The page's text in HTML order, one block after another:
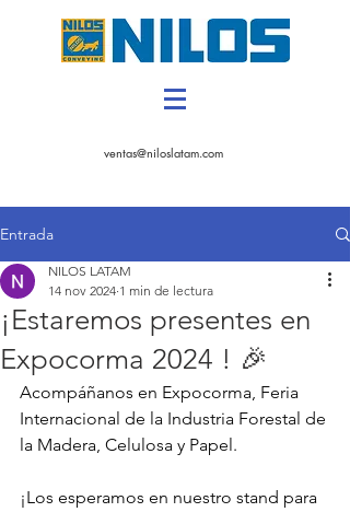
CONTACTANOS
ventas@niloslatam.com
Entrada
¡Estaremos presentes en
Expocorma 2024 ! 🎉
NILOS LATAM
14 nov 2024 1 min de lectura
Acompáñanos en Expocorma, Feria
Internacional de la Industria Forestal de
la Madera, Celulosa y Papel.
¡Los esperamos en nuestro stand para